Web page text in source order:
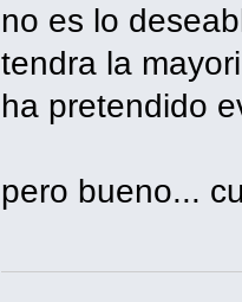
no es lo
tendra la
ha pretendido
pero bueno...